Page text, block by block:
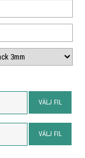
VÄLJ FIL
VÄLJ FIL